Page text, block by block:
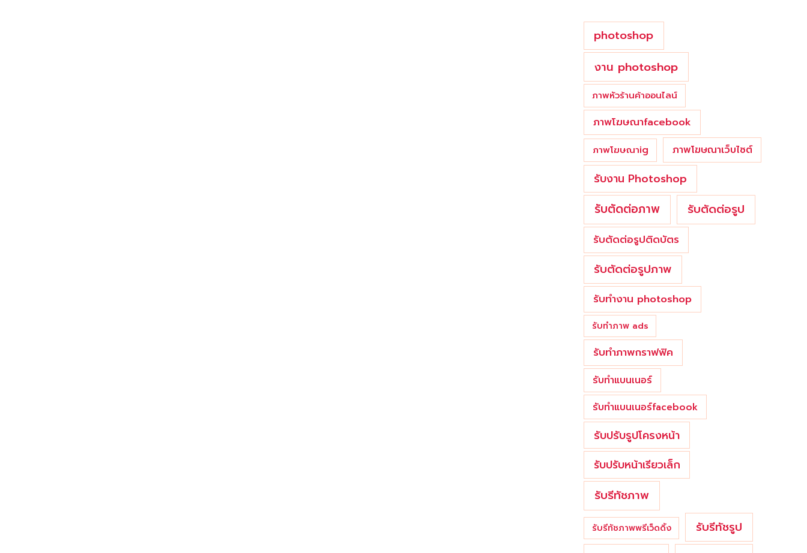
photoshop
งาน photoshop
ภาพหัวร้านค้าออนไลน์
ภาพโฆษณาfacebook
ภาพโฆษณาig ภาพโฆษณาเว็บไซต์
รับงาน Photoshop
รับตัดต่อภาพ รับตัดต่อรูป
รับตัดต่อรูปติดบัตร
รับตัดต่อรูปภาพ
รับทำงาน photoshop
รับทำภาพ ads
รับทำภาพกราฟฟิค
รับทำแบนเนอร์
รับทำแบนเนอร์facebook
รับปรับรูปโครงหน้า
รับปรับหน้าเรียวเล็ก
รับรีทัชภาพ
รับรีทัชภาพพรีเว็ดดิ้ง รับรีทัชรูป